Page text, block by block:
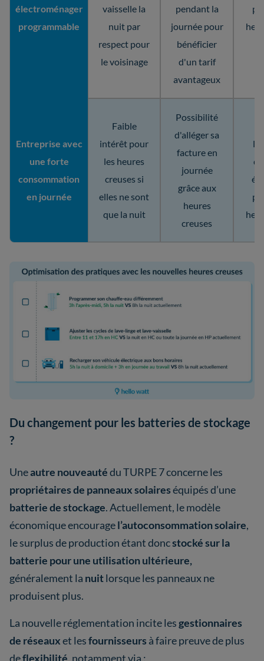
électroménager
programmable
vaisselle la
nuit par
respect pour
le voisinage
pendant la
journée pour
bénéficier
d'un tarif
avantageux
Entreprise avec
une forte
consommation
en journée
Faible
intérêt pour
les heures
creuses si
elles ne sont
que la nuit
Possibilité
d'alléger sa
facture en
journée
grâce aux
heures
creuses
Du changement pour les batteries de stockage
?
Uneautre nouveautédu TURPE 7 concerne les
propriétaires de panneaux solaireséquipés d’une
batterie de stockage. Actuellement, le modèle
économique encouragel’autoconsommation solaire,
le surplus de production étant doncstocké sur la
batterie pour une utilisation ultérieure,
généralement la nuitlorsque les panneaux ne
produisent plus.
La nouvelle réglementation incite lesgestionnaires
de réseauxet lesfournisseurs à faire preuve de plus
deflexibilité , notamment via :